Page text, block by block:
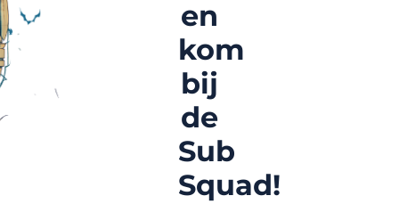
en
kom
bij
de
Sub
Squad!